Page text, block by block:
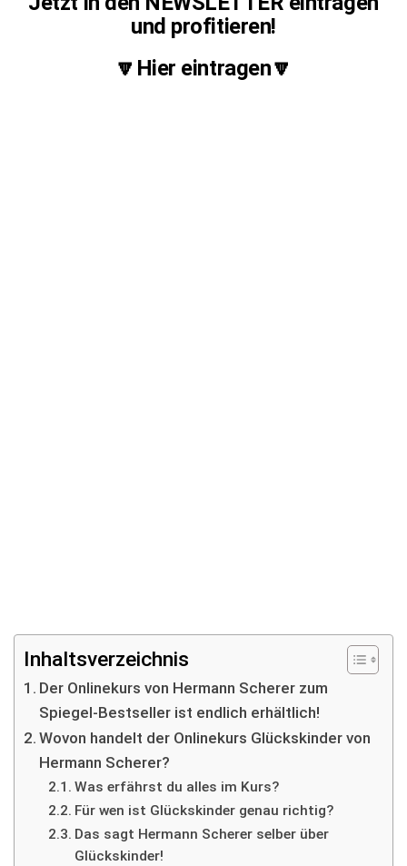
und profitieren!
🔽Hier eintragen🔽
Inhaltsverzeichnis
Der Onlinekurs von Hermann Scherer zum
Spiegel-Bestseller ist endlich erhältlich!
Wovon handelt der Onlinekurs Glückskinder von
Hermann Scherer?
Was erfährst du alles im Kurs?
Für wen ist Glückskinder genau richtig?
Das sagt Hermann Scherer selber über
Glückskinder!